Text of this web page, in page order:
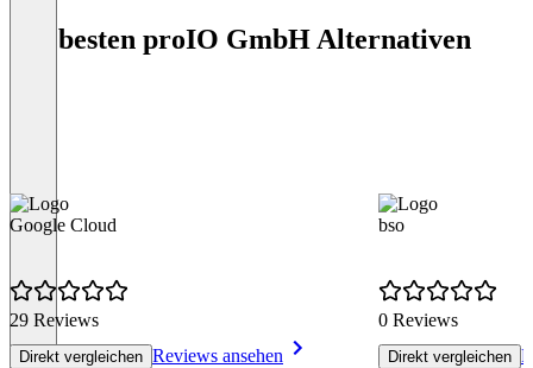
Die besten proIO GmbH Alternativen
Google Cloud
29 Reviews
Direkt vergleichen Reviews ansehen
bso
0 Reviews
Direkt vergleichen